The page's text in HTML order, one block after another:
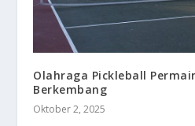
Olahraga Pickleball
Berkembang
Oktober 2, 2025